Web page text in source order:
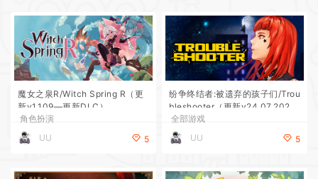
魔女之泉R/Witch Spring R（更
新v1.109—更新DLC）
角色扮演
UU
5
纷争终结者:被遗弃的孩子们/Trou
bleshooter（更新v24.07.202
5）
全部游戏
UU
5